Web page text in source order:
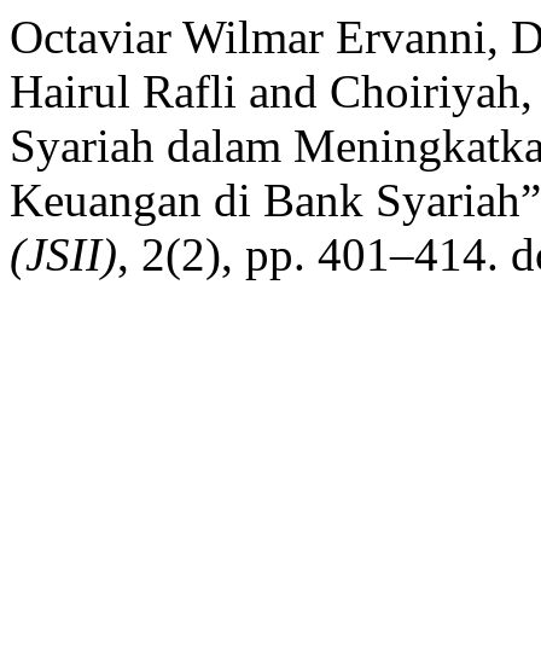
Octaviar Wilmar Ervanni,
Hairul Rafli and
Syariah dalam
Keuangan di Bank
(JSII), 2(2), pp. 401–414.